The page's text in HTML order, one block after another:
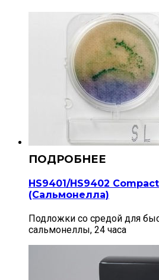
HS9401/HS9402
(Сальмонелла)
Подложки со средой для
сальмонеллы, 24 часа